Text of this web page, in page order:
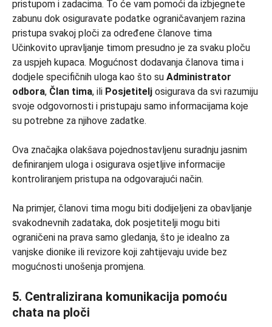
Učinkovito upravljanje timom presudno je za svaku ploču
za uspjeh kupaca. Mogućnost dodavanja članova tima i
dodjele specifičnih uloga kao što su Administrator
odbora, Član tima, ili Posjetitelj osigurava da svi razumiju
svoje odgovornosti i pristupaju samo informacijama koje
su potrebne za njihove zadatke.
Ova značajka olakšava pojednostavljenu suradnju jasnim
definiranjem uloga i osigurava osjetljive informacije
kontroliranjem pristupa na odgovarajući način.
Na primjer, članovi tima mogu biti dodijeljeni za obavljanje
svakodnevnih zadataka, dok posjetitelji mogu biti
ograničeni na prava samo gledanja, što je idealno za
vanjske dionike ili revizore koji zahtijevaju uvide bez
mogućnosti unošenja promjena.
5. Centralizirana komunikacija pomoću
chata na ploči